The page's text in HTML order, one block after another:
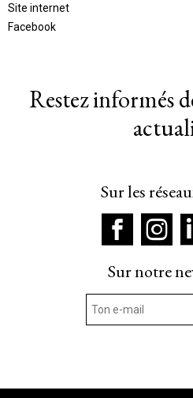
Site internet
Facebook
Restez informés
Sur les
Sur notre